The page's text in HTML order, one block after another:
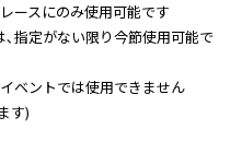
ースにのみ使用可能です
指定がない限り今節使用可能で
ベントでは使用できません
す)